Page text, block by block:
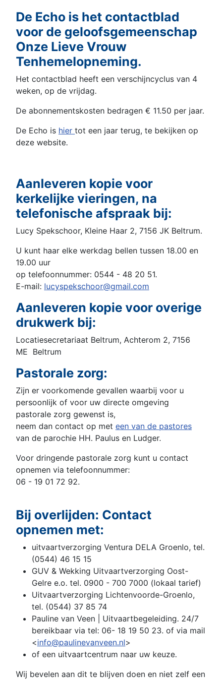
De Echo is het contactblad
voor de geloofsgemeenschap
Onze Lieve Vrouw
Tenhemelopneming.
Het contactblad heeft een verschijncyclus van 4
weken, op de vrijdag.
De abonnementskosten bedragen € 11.50 per jaar.
De Echo is hier tot een jaar terug, te bekijken op
deze website.
Aanleveren kopie voor
kerkelijke vieringen, na
telefonische afspraak bij:
Lucy Spekschoor, Kleine Haar 2, 7156 JK Beltrum.
U kunt haar elke werkdag bellen tussen 18.00 en
19.00 uur
op telefoonnummer: 0544 - 48 20 51.
E-mail: lucyspekschoor@gmail.com
Aanleveren kopie voor overige
drukwerk bij:
Locatiesecretariaat Beltrum, Achterom 2, 7156
ME Beltrum
Pastorale zorg:
Zijn er voorkomende gevallen waarbij voor u
persoonlijk of voor uw directe omgeving
pastorale zorg gewenst is,
neem dan contact op met een van de pastores
van de parochie HH. Paulus en Ludger.
Voor dringende pastorale zorg kunt u contact
opnemen via telefoonnummer:
06 - 19 01 72 92.
Bij overlijden: Contact
opnemen met:
uitvaartverzorging Ventura DELA Groenlo, tel.
(0544) 46 15 15
GUV & Wekking Uitvaartverzorging Oost-
Gelre e.o. tel. 0900 - 700 7000 (lokaal tarief)
Uitvaartverzorging Lichtenvoorde-Groenlo,
tel. (0544) 37 85 74
Pauline van Veen | Uitvaartbegeleiding. 24/7
bereikbaar via tel: 06- 18 19 50 23. of via mail
<info@paulinevanveen.nl>
of een uitvaartcentrum naar uw keuze.
Wij bevelen aan dit te blijven doen en niet zelf een